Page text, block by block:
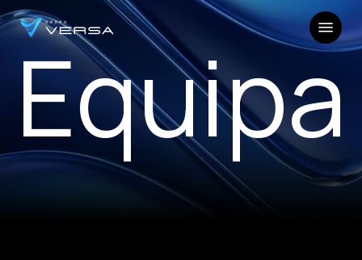
Skip
to
content
Menu
Equipa
Close